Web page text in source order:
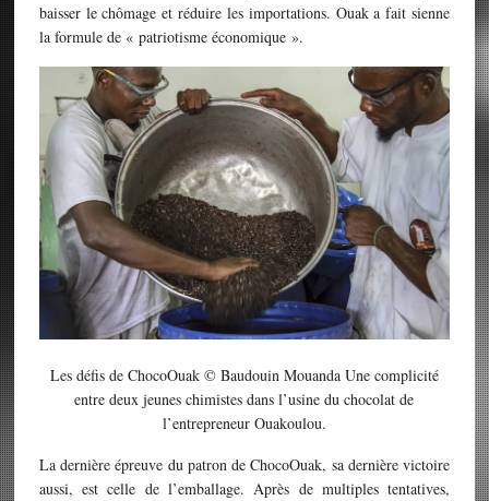
baisser le chômage et réduire les importations. Ouak a fait sienne
la formule de « patriotisme économique ».
Les défis de ChocoOuak © Baudouin Mouanda Une complicité
entre deux jeunes chimistes dans l’usine du chocolat de
l’entrepreneur Ouakoulou.
La dernière épreuve du patron de ChocoOuak, sa dernière victoire
aussi, est celle de l’emballage. Après de multiples tentatives,